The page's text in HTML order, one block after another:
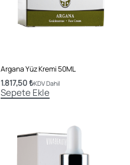
Argana Yüz Kremi 50ML
1.817,50₺KDV Dahil
Sepete Ekle